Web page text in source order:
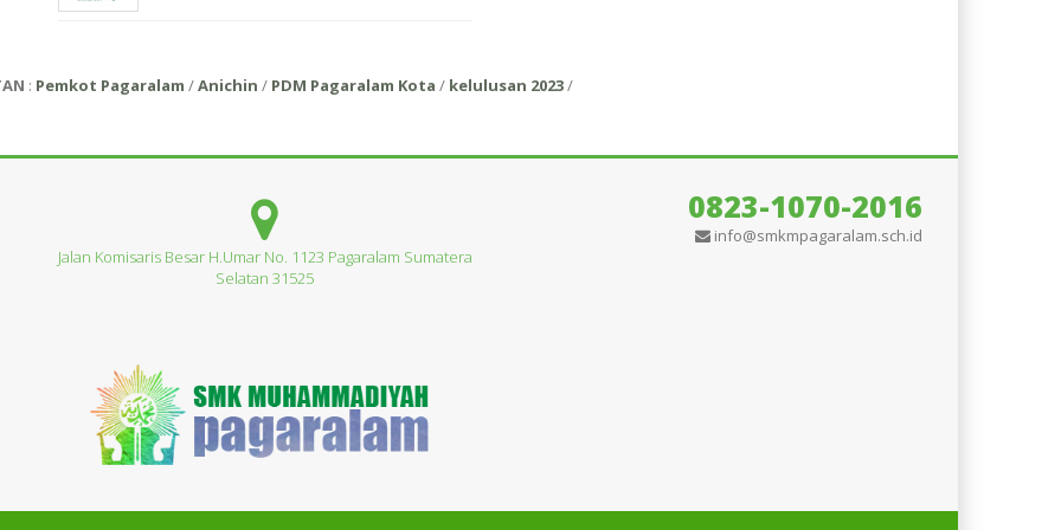
: Pemkot Pagaralam /Anichin / PDM Pagaralam Kota / kelulusan 2023/
Jalan Komisaris Besar H.Umar No. 1123 Pagaralam Sumatera
Selatan 31525
0823-1070-2016
info@smkmpagaralam.sch.id